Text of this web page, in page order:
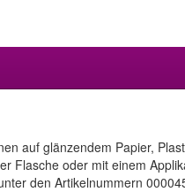
auf glänzendem Papier,
oder mit einem
den Artikelnummern